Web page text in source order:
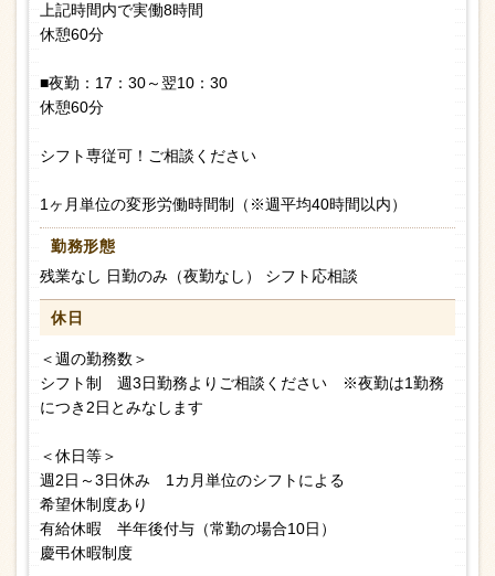
上記時間内で実働8時間
休憩60分
■夜勤：17：30～翌10：30
休憩60分
シフト専従可！ご相談ください
1ヶ月単位の変形労働時間制（※週平均40時間以内）
勤務形態
残業なし 日勤のみ（夜勤なし） シフト応相談
休日
＜週の勤務数＞
シフト制 週3日勤務よりご相談ください ※夜勤は1勤務
につき2日とみなします
＜休日等＞
週2日～3日休み 1カ月単位のシフトによる
希望休制度あり
有給休暇 半年後付与（常勤の場合10日）
慶弔休暇制度